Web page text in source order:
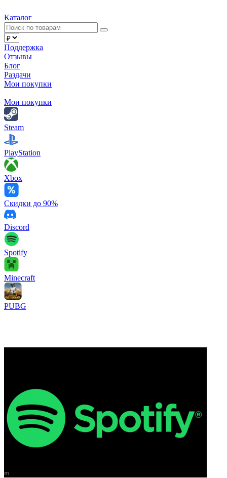
Каталог
Поддержка
Отзывы
Блог
Раздачи
Мои покупки
Мои покупки
Steam
PlayStation
Xbox
Скидки до 90%
Discord
Spotify
Minecraft
PUBG